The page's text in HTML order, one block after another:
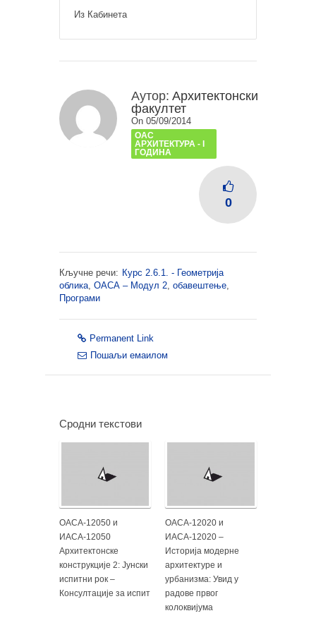
Из Кабинета
Аутор: Архитектонски
факултет
On 05/09/2014
ОАС
АРХИТЕКТУРА - I
ГОДИНА
0
Кључне речи: Курс 2.6.1. - Геометрија
облика, ОАСА – Модул 2, обавештење,
Програми
Permanent Link
Пошаљи емаилом
Сродни текстови
ОАСА-12050 и
ИАСА-12050
Архитектонске
конструкције 2: Јунски
испитни рок –
Консултације за испит
ОАСА-12020 и
ИАСА-12020 –
Историја модерне
архитектуре и
урбанизма: Увид у
радове првог
колоквијума